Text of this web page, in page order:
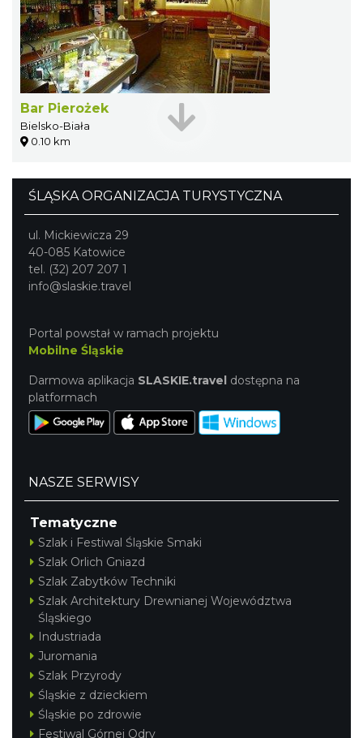
Bar Pierożek
Bielsko-Biała
0.10 km
ŚLĄSKA ORGANIZACJA TURYSTYCZNA
ul. Mickiewicza 29
40-085 Katowice
tel. (32) 207 207 1
info@slaskie.travel
Portal powstał w ramach projektu
Mobilne Śląskie
Darmowa aplikacja SLASKIE.travel dostępna na
platformach
NASZE SERWISY
Tematyczne
Szlak i Festiwal Śląskie Smaki
Szlak Orlich Gniazd
Szlak Zabytków Techniki
Szlak Architektury Drewnianej Województwa
Śląskiego
Industriada
Juromania
Szlak Przyrody
Śląskie z dzieckiem
Śląskie po zdrowie
Festiwal Górnej Odry